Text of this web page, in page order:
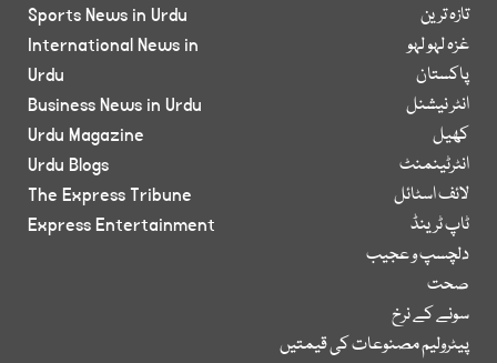
تازہ ترین
غزہ لہو لہو
پاکستان
انٹر نیشنل
کھیل
انٹرٹینمنٹ
لائف اسٹائل
ٹاپ ٹرینڈ
دلچسپ و عجیب
صحت
سونے کے نرخ
پیٹرولیم مصنوعات کی قیمتیں
Sports News in Urdu
International News in
Urdu
Business News in Urdu
Urdu Magazine
Urdu Blogs
The Express Tribune
Express Entertainment